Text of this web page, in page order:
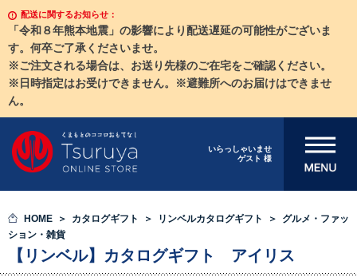
配送に関するお知らせ：
「令和８年熊本地震」の影響により配送遅延の可能性がございま
す。何卒ご了承くださいませ。
※ご注文される場合は、お送り先様のご在宅をご確認ください。
※日時指定はお受けできません。※避難所へのお届けはできませ
ん。
いらっしゃいませ
ゲスト 様
メニューを開
HOME カタログギフト リンベルカタログギフト
グルメ・ファッ
ション・雑貨
【リンベル】カタログギフト アイリス